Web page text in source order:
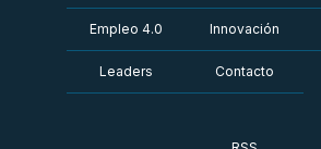
Empleo 4.0 Innovación
Leaders Contacto